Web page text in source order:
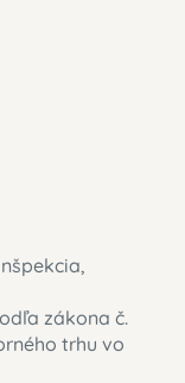
zákona č.
trhu vo